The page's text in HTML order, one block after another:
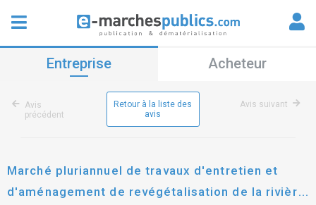
Entreprise Acheteur
Avis
précédent
Retour à la liste des
avis
Avis suivant
Marché pluriannuel de travaux d'entretien et
d'aménagement de revégétalisation de la rivière